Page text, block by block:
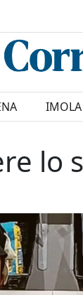
IMOLA
lo